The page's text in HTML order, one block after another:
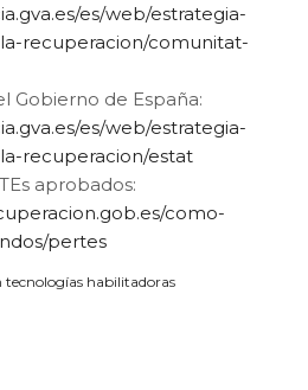
es/web/estrategia-
recuperacion/comunitat-
Gobierno de España:
es/web/estrategia-
recuperacion/estat
aprobados:
como-
pertes
habilitadoras